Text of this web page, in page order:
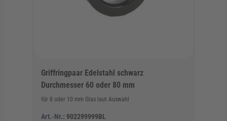
Griffringpaar Edelstahl schwarz
Durchmesser 60 oder 80 mm
für 8 oder 10 mm Glas laut Auswahl
Art.-Nr.: 902299999BL